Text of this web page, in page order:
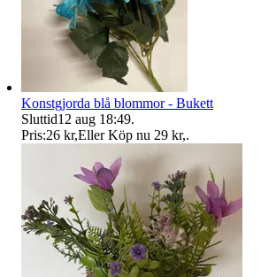
Konstgjorda blå blommor - Bukett
Sluttid12 aug 18:49.
Pris:26 kr,Eller Köp nu 29 kr,.